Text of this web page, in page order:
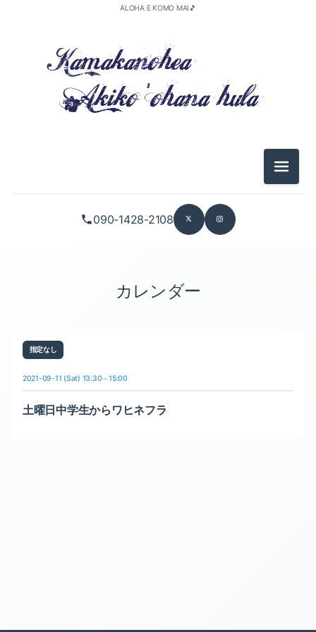
090-1428-2108
ALOHA E KOMO MAI🎵
メニュ
カレンダー
指定なし
2021-09-11 (Sat) 13:30～15:00
土曜日中学生からワヒネフラ